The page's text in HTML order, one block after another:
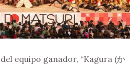
equipo ganador, “Kagura (か